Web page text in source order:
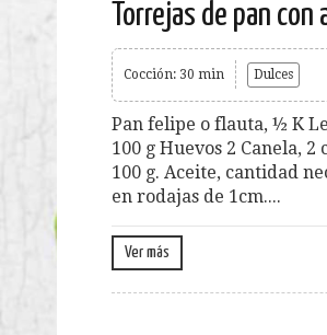
Torrejas de pan con
Cocción: 30 min Dulces
Pan felipe o flauta, ½ K
100 g Huevos 2 Canela,
100 g. Aceite, cantidad
en rodajas de 1cm....
Ver más